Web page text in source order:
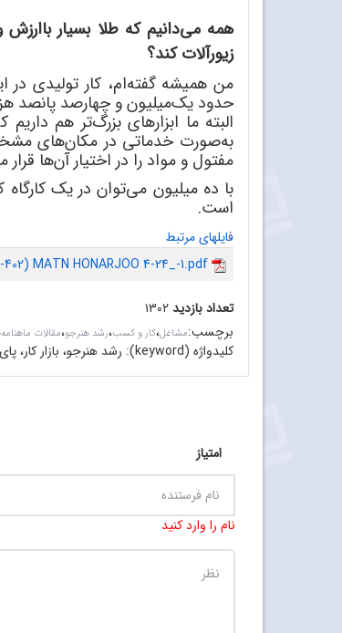
همه میدانیم که طلا بسیار
زیورآلات کند؟
من همیشه گفتهام، کار تولیدی
حدود یکمیلیون و چهارصد پانصد
البته ما ابزارهای بزرگتر هم داریم که قیمت
بهصورت خدماتی در مکانهای
مفتول و مواد را در اختیار آنها قرار
با ده میلیون میتوان در یک
است.
فایلهای مرتبط
MATN HONARJOO 4-24_-1.pdf
تعداد بازدید۱۳۰۲
برچسب:مشاغل،کار و کسب،رشد هنرجو،مقالات
کلیدواژه (keyword): رشد هنرجو، بازار
امتیاز
نام را وارد کنید